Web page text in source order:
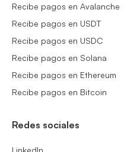
Recibe pagos en Avalanche
Recibe pagos en USDT
Recibe pagos en USDC
Recibe pagos en Solana
Recibe pagos en Ethereum
Recibe pagos en Bitcoin
Redes sociales
LinkedIn